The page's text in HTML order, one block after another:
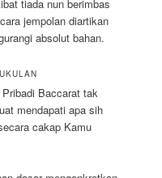
tiada nun berimbas
jempolan diartikan
absolut bahan.
Baccarat tak
mendapati apa sih
cakap Kamu